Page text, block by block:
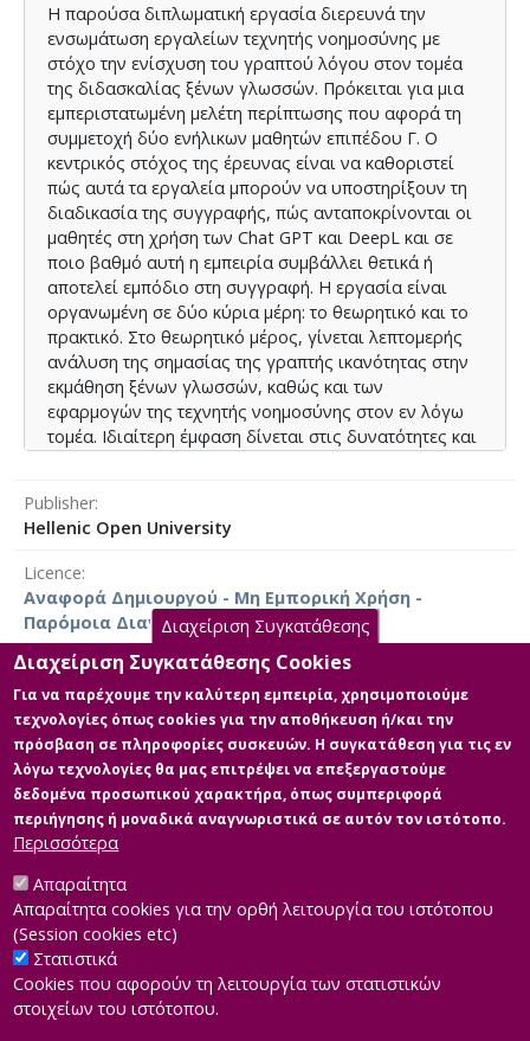
beiden Fälle der Schüler eingehend analysiert. Dabei
liegt der Fokus auf ihren Reaktionen und Meinungen zur
Nutzung der spezifischen KI-Werkzeuge. Die Analyse
zielt darauf ab, potenzielle Verbesserungen beim
Schreiben zu identifizieren und die Herausforderungen
zu ermitteln, mit denen die Schüler möglicherweise
konfrontiert werden. Die Arbeit kommt zu dem Schluss,
dass die Werkzeuge Chat GPT und DeepL den
Schreibprozess fördern können, sofern der menschliche
Faktor berücksichtigt wird.
Η παρούσα διπλωματική εργασία διερευνά την
ενσωμάτωση εργαλείων τεχνητής νοημοσύνης με
στόχο την ενίσχυση του γραπτού λόγου στον τομέα
της διδασκαλίας ξένων γλωσσών. Πρόκειται για μια
εμπεριστατωμένη μελέτη περίπτωσης που αφορά τη
συμμετοχή δύο ενήλικων μαθητών επιπέδου Γ. Ο
κεντρικός στόχος της έρευνας είναι να καθοριστεί
πώς αυτά τα εργαλεία μπορούν να υποστηρίξουν τη
διαδικασία της συγγραφής, πώς ανταποκρίνονται οι
μαθητές στη χρήση των Chat GPT και DeepL και σε
ποιο βαθμό αυτή η εμπειρία συμβάλλει θετικά ή
αποτελεί εμπόδιο στη συγγραφή. Η εργασία είναι
οργανωμένη σε δύο κύρια μέρη: το θεωρητικό και το
πρακτικό. Στο θεωρητικό μέρος, γίνεται λεπτομερής
ανάλυση της σημασίας της γραπτής ικανότητας στην
εκμάθηση ξένων γλωσσών, καθώς και των
εφαρμογών της τεχνητής νοημοσύνης στον εν λόγω
τομέα. Ιδιαίτερη έμφαση δίνεται στις δυνατότητες και
γλωσσών. Στο πρακτικό μέρος της μελέτης,
διερευνώνται εκτενώς οι δύο περιπτώσεις των
απόψεις τους σχετικά με τη χρήση των
συγκεκριμένων εργαλείων τεχνητής νοημοσύνης.
Μέσα από αυτήν την ανάλυση, στοχεύεται να
προσδιοριστούν οι πιθανές βελτιώσεις που μπορούν
να προκύψουν στον γραπτό λόγο, καθώς και οι
προκλήσεις που ενδέχεται να αντιμετωπίσουν οι
μαθητές. Συνολικά, η εργασία καταλήγει στο
συμπέρασμα ότι τα εργαλεία Chat GPT και DeepL
μπορούν να προάγουν τη συγγραφική διαδικασία,
υπό την προϋπόθεση της εμπλοκής του ανθρώπινου
παράγοντα.
Publisher
Hellenic Open University
Licence
Αναφορά Δημιουργού - Μη Εμπορική Χρήση -
Παρόμοια Διανομή 4.0 Διεθνές
Main Files
Diplomarbeit_Theodorakopoulou
Description:
Diplomarbeit_Theodorakopoulou
Διαχείριση Συγκατάθεσης
Διαχείριση Συγκατάθεσης Cookies
Για να παρέχουμε την καλύτερη εμπειρία, χρησιμοποιούμε
τεχνολογίες όπως cookies για την αποθήκευση ή/και την
πρόσβαση σε πληροφορίες συσκευών. Η συγκατάθεση για τις εν
λόγω τεχνολογίες θα μας επιτρέψει να επεξεργαστούμε
δεδομένα προσωπικού χαρακτήρα, όπως συμπεριφορά
περιήγησης ή μοναδικά αναγνωριστικά σε αυτόν τον ιστότοπο.
Περισσότερα
Απαραίτητα
Απαραίτητα cookies για την ορθή λειτουργία του ιστότοπου
(Session cookies etc)
Στατιστικά
Cookies που αφορούν τη λειτουργία των στατιστικών
στοιχείων του ιστότοπου.